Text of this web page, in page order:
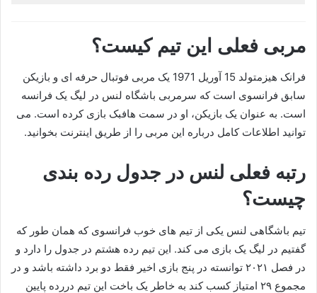
مربی فعلی این تیم کیست؟
فرانک هیزمتولد 15 آوریل 1971 یک مربی فوتبال حرفه ای و بازیکن
سابق فرانسوی است که سرمربی باشگاه لنس در لیگ یک فرانسه
است. به عنوان یک بازیکن، او در سمت هافبک بازی کرده است. می
توانید اطلاعات کامل درباره این مربی را از طریق اینترنت بخوانید.
رتبه فعلی لنس در جدول رده بندی
چیست؟
تیم باشگاهی لنس یکی از تیم‌ های خوب فرانسوی که همان طور که
گفتیم در لیگ یک بازی می کند. این تیم رده هشتم در جدول را دارد و
در فصل ۲۰۲۱ توانسته در پنج بازی اخیر فقط دو برد داشته باشد و در
مجموع ۲۹ امتیاز کسب کند به خاطر یک باخت این تیم دررده پایین